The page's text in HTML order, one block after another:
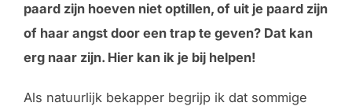
paard zijn hoeven niet optillen, of uit je paard zijn
of haar angst door een trap te geven? Dat kan
erg naar zijn. Hier kan ik je bij helpen!
Als natuurlijk bekapper begrijp ik dat sommige